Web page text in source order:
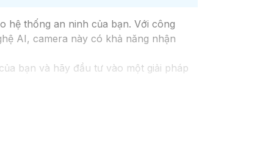
hệ thống an ninh của bạn. Với công
AI, camera này có khả năng nhận
bạn và hãy đầu tư vào một giải pháp